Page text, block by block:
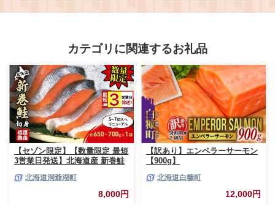
ュー -184
カテゴリに関連するお礼品
【セゾン限定】【数量限定 最短
3営業日発送】北海道産 新巻鮭
700g/5～7切入) 最短配送 北海
道 秋鮭 小分け 鮭 さけ しゃけ
シャケ 中塩 海鮮 冷凍 お弁当
北海道洞爺湖町
8,000円
【訳あり】エンペラーサーモン
【900g】
北海道白糠町
12,000円